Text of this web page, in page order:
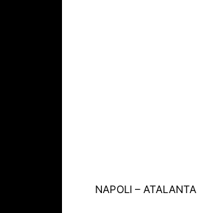
NAPOLI – ATALANTA